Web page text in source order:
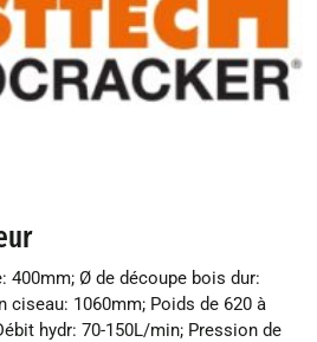
400mm; Ø de découpe bois dur:
ciseau: 1060mm; Poids de 620 à
hydr: 70-150L/min; Pression de